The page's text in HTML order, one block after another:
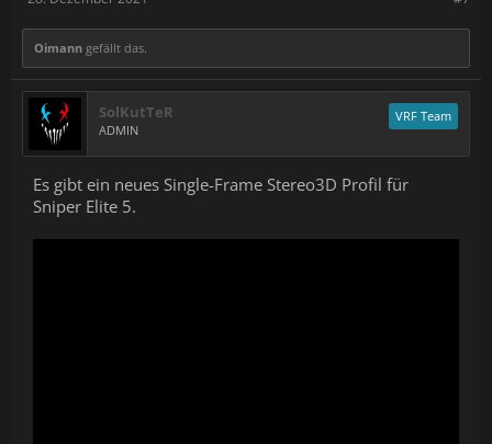
Oimann gefällt das.
SolKutTeR
ADMIN
VRF Team
Es gibt ein neues Single-Frame Stereo3D Profil für
Sniper Elite 5.